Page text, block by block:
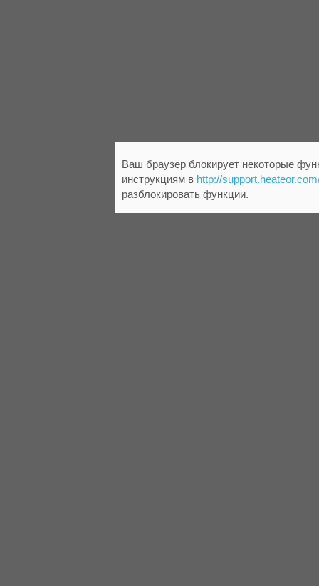
Ваш браузер блокирует некоторые
инструкциям в http://
разблокировать функции.